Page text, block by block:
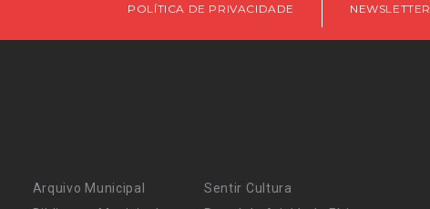
POLÍTICA DE PRIVACIDADE NEWSLETTER
Arquivo Municipal
Sentir Cultura